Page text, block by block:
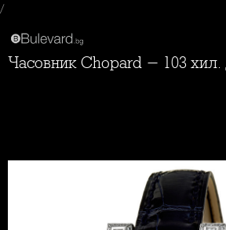
/
Часовник Chopard - 103